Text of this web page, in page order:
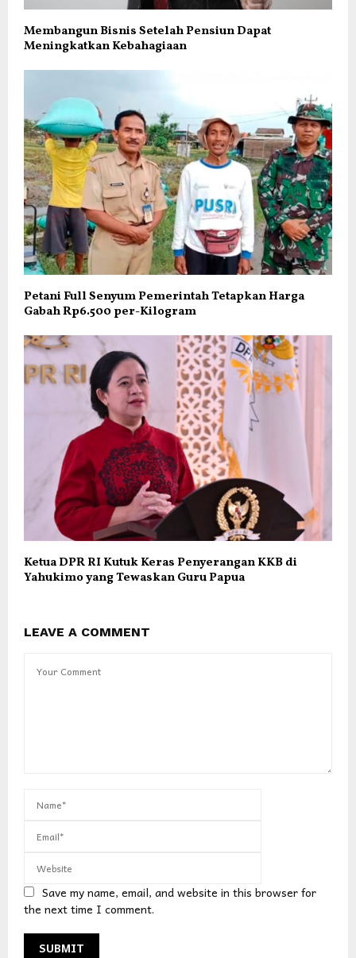
Membangun Bisnis Setelah Pensiun Dapat
Meningkatkan Kebahagiaan
Petani Full Senyum Pemerintah Tetapkan Harga
Gabah Rp6.500 per-Kilogram
Ketua DPR RI Kutuk Keras Penyerangan KKB di
Yahukimo yang Tewaskan Guru Papua
LEAVE A COMMENT
Save my name, email, and website in this browser for
the next time I comment.